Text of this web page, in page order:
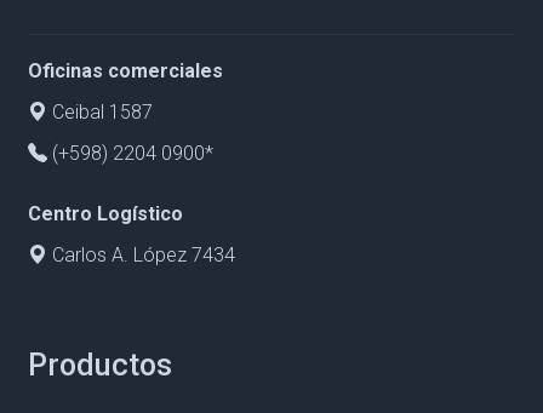
Oficinas comerciales
Ceibal 1587
(+598) 2204 0900*
Centro Logístico
Carlos A. López 7434
Productos